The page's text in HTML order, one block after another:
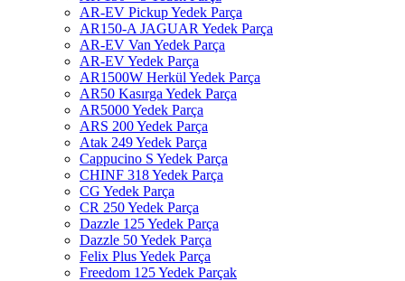
AR-EV Pickup Yedek Parça
AR150-A JAGUAR Yedek Parça
AR-EV Van Yedek Parça
AR-EV Yedek Parça
AR1500W Herkül Yedek Parça
AR50 Kasırga Yedek Parça
AR5000 Yedek Parça
ARS 200 Yedek Parça
Atak 249 Yedek Parça
Cappucino S Yedek Parça
CHINF 318 Yedek Parça
CG Yedek Parça
CR 250 Yedek Parça
Dazzle 125 Yedek Parça
Dazzle 50 Yedek Parça
Felix Plus Yedek Parça
Freedom 125 Yedek Parçak